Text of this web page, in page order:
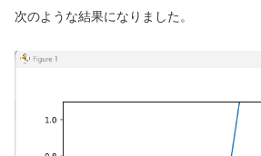
次のような結果になりました。